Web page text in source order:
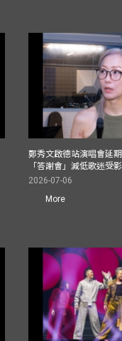
鄭秀文啟德站演唱會延
「答謝會」減低歌迷受
2026-07-06
More